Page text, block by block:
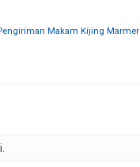
Makam Kijing